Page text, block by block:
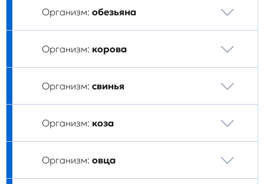
Организм: обезьяна
Организм: корова
Организм: свинья
Организм: коза
Организм: овца